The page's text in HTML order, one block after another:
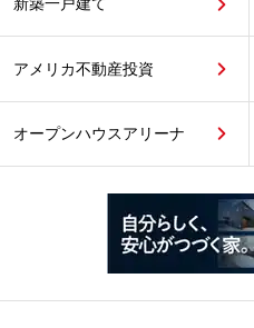
アメリカ不動産投資
オープンハウスアリーナ